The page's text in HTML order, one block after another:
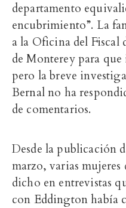
departamento
encubrimiento”. La
a la Oficina del Fiscal
de Monterey para
pero la breve
Bernal no ha
de comentarios.
Desde la publicación
marzo, varias
dicho en entrevistas
con Eddington había